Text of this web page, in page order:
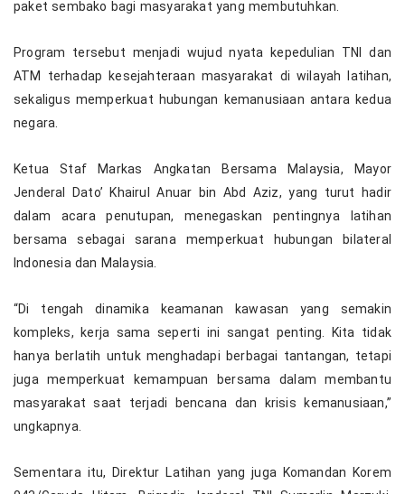
paket sembako bagi masyarakat yang membutuhkan.
Program tersebut menjadi wujud nyata kepedulian TNI dan
ATM terhadap kesejahteraan masyarakat di wilayah latihan,
sekaligus memperkuat hubungan kemanusiaan antara kedua
negara.
Ketua Staf Markas Angkatan Bersama Malaysia, Mayor
Jenderal Dato’ Khairul Anuar bin Abd Aziz, yang turut hadir
dalam acara penutupan, menegaskan pentingnya latihan
bersama sebagai sarana memperkuat hubungan bilateral
Indonesia dan Malaysia.
“Di tengah dinamika keamanan kawasan yang semakin
kompleks, kerja sama seperti ini sangat penting. Kita tidak
hanya berlatih untuk menghadapi berbagai tantangan, tetapi
juga memperkuat kemampuan bersama dalam membantu
masyarakat saat terjadi bencana dan krisis kemanusiaan,”
ungkapnya.
Sementara itu, Direktur Latihan yang juga Komandan Korem